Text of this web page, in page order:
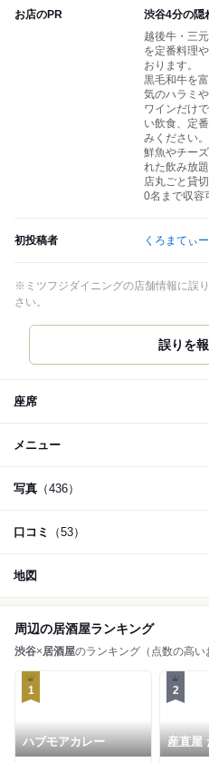
お店のPR
渋谷4分の隠
越後牛・三
を定番料理
おります。
黒毛和牛を
気のハラミや
ワインだけ
い飲食、定
みください。
鮮魚やチー
れた飲み放
店丸ごと貸
0名まで収容
初投稿者 くろまてぃー
※ミツフジダイニングの店舗情報に誤
さい。
誤りを
座席
メニュー
写真 （436）
口コミ （53）
地図
周辺の居酒屋ランキング
渋谷×居酒屋のランキング（点数の高い
1
ハブモアカレー
2
産直屋